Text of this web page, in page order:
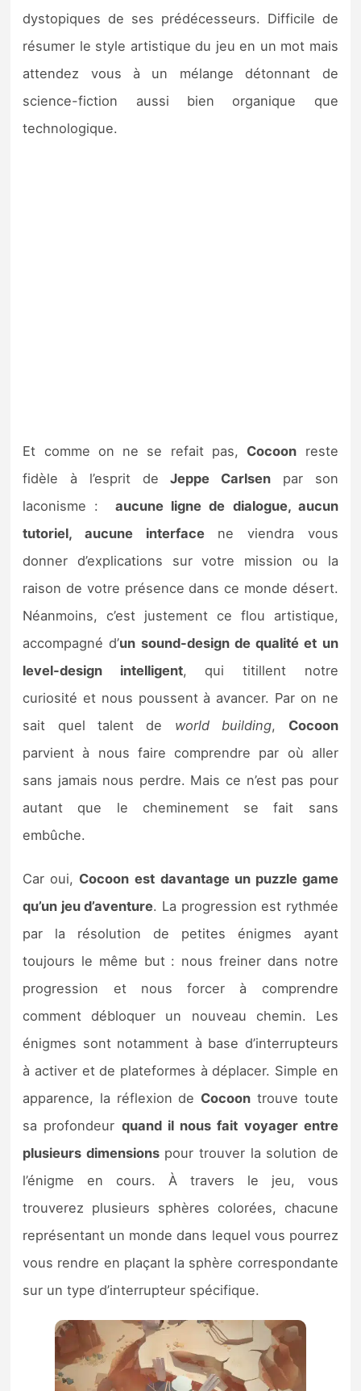
dystopiques de ses prédécesseurs. Difficile de
résumer le style artistique du jeu en un mot mais
attendez vous à un mélange détonnant de
science-fiction aussi bien organique que
technologique.
Et comme on ne se refait pas, Cocoon reste
fidèle à l’esprit deJeppe Carlsen par son
laconisme : aucune ligne de dialogue, aucun
tutoriel, aucune interfacene viendra vous
donner d’explications sur votre mission ou la
raison de votre présence dans ce monde désert.
Néanmoins, c’est justement ce flou artistique,
accompagné d’un sound-design de qualité et un
level-design intelligent, qui titillent notre
curiosité et nous poussent à avancer. Par on ne
sait quel talent de world building, Cocoon
parvient à nous faire comprendre par où aller
sans jamais nous perdre. Mais ce n’est pas pour
autant que le cheminement se fait sans
embûche.
Car oui, Cocoon est davantage un puzzle game
qu’un jeu d’aventure. La progression est rythmée
par la résolution de petites énigmes ayant
toujours le même but : nous freiner dans notre
progression et nous forcer à comprendre
comment débloquer un nouveau chemin. Les
énigmes sont notamment à base d’interrupteurs
à activer et de plateformes à déplacer. Simple en
apparence, la réflexion de Cocoon trouve toute
sa profondeur quand il nous fait voyager entre
plusieurs dimensionspour trouver la solution de
l’énigme en cours. À travers le jeu, vous
trouverez plusieurs sphères colorées, chacune
représentant un monde dans lequel vous pourrez
vous rendre en plaçant la sphère correspondante
sur un type d’interrupteur spécifique.